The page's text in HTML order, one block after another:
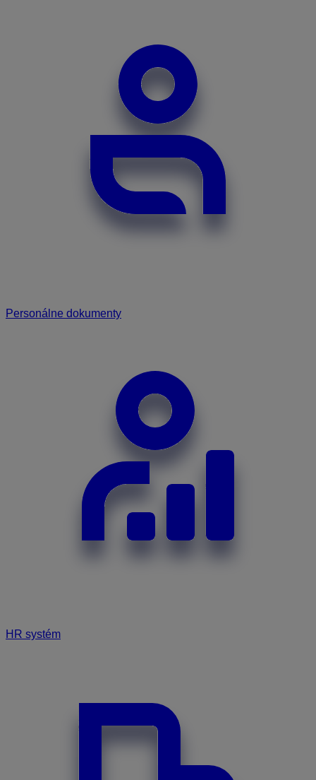
Personálne dokumenty
HR systém